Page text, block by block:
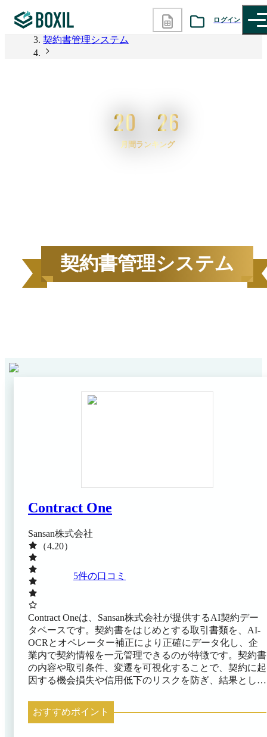
ログイン
BOXILの使い方ガイド 情報掲載をご希望の方へ
BOXIL
契約書管理システム
20 26
月間ランキング
契約書管理システム
Contract One
Sansan株式会社
（4.20）
5件の口コミ
Contract Oneは、Sansan株式会社が提供するAI契約デー
タベースです。契約書をはじめとする取引書類を、AI-
OCRとオペレーター補正により正確にデータ化し、企
業内で契約情報を一元管理できるのが特徴です。契約書
の内容や取引条件、変遷を可視化することで、契約に起
因する機会損失や信用低下のリスクを防ぎ、結果として
電子化され、取引先や契約日など主要項目が自動で抽出
されるため、契約書を探す工数を大幅に削減できるのも
おすすめポイント